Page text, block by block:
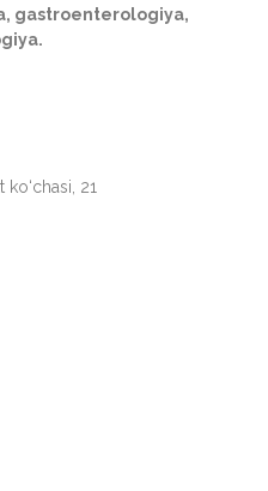
gastroenterologiya,
ko‘chasi, 21